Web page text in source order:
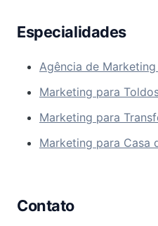
Especialidades
Agência de
Marketing para
Marketing para
Marketing para Casa
Contato